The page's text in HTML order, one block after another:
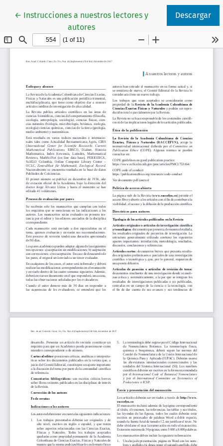
← Volver a los detalles del artículo
Instrucciones a nuestros lectores y
autores
Descargar